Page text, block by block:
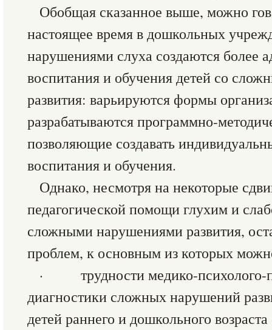
Обобщая сказанное выше, можно
настоящее время в дошкольных
нарушениями слуха создаются более
воспитания и обучения детей со
развития: варьируются формы
разрабатываются программно-
позволяющие создавать
воспитания и обучения.
Однако, несмотря на некоторые
педагогической помощи глухим и
сложными нарушениями развития,
проблем, к основным из которых
· трудности медико-психолого-
диагностики сложных нарушений
детей раннего и дошкольного